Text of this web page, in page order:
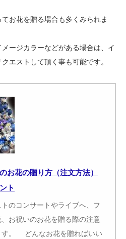
お花を贈る場合も多くみられま
ージカラーなどがある場合は、イ
エストして頂く事も可能です。
お花の贈り方（注文方法）
ト
のコンサートやライブへ、フ
お祝いのお花を贈る際の注意
す。 どんなお花を贈ればいい